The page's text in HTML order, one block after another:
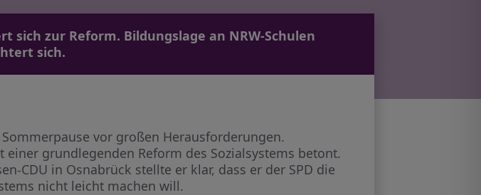
sich zur Reform. Bildungslage an NRW-Schulen
sich.
vor großen Herausforderungen.
grundlegenden Reform des Sozialsystems betont.
CDU in Osnabrück stellte er klar, dass er der SPD die
nicht leicht machen will.